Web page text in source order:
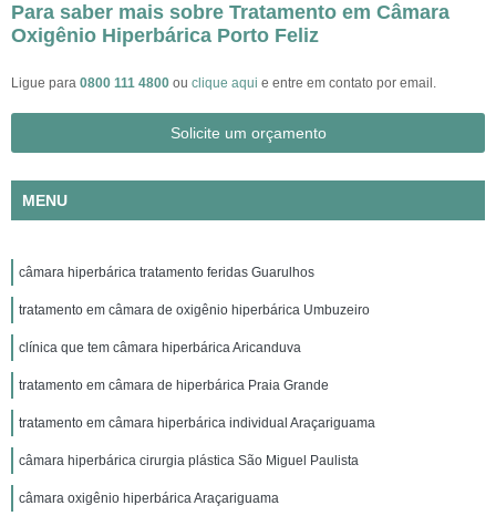
Para saber mais sobre Tratamento em Câmara
Oxigênio Hiperbárica Porto Feliz
Ligue para 0800 111 4800 ou clique aqui e entre em contato por email.
Solicite um orçamento
MENU
câmara hiperbárica tratamento feridas Guarulhos
tratamento em câmara de oxigênio hiperbárica Umbuzeiro
clínica que tem câmara hiperbárica Aricanduva
tratamento em câmara de hiperbárica Praia Grande
tratamento em câmara hiperbárica individual Araçariguama
câmara hiperbárica cirurgia plástica São Miguel Paulista
câmara oxigênio hiperbárica Araçariguama